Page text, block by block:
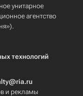
унитарное
агентство
технологий
и рекламы